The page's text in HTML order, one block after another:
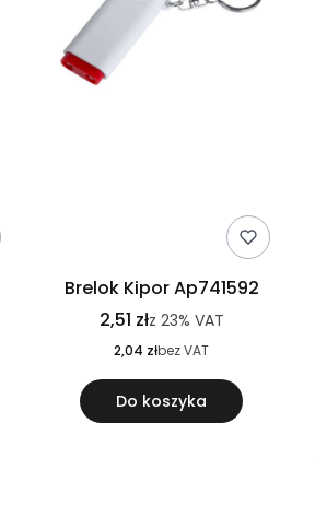
Brelok Kipor Ap741592
2,51 złz 23% VAT
2,04 złbez VAT
Do koszyka